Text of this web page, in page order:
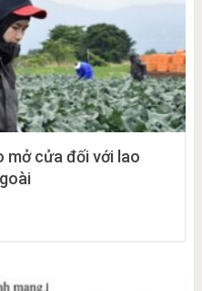
mở cửa đối với lao